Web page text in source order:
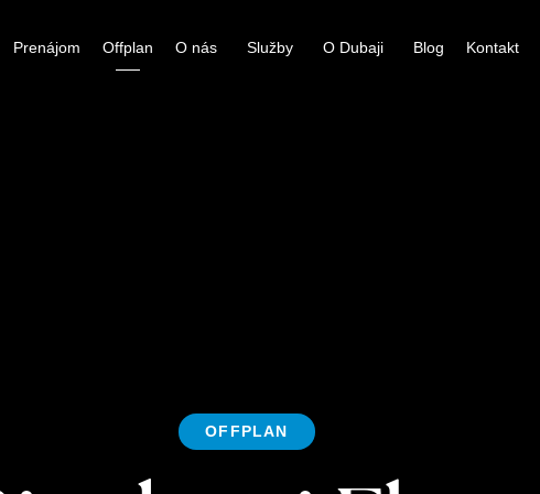
Offplan O nás Služby O Dubaji Blog Kontakt
OFFPLAN